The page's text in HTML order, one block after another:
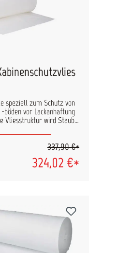
speziell zum Schutz von
böden vor Lackanhaftung
Vliesstruktur wird Staub
Das Material ist
sich leicht befestigen
Lichtverhältnisse in der
durch die weiße
entfernen ist Zeitaufwand
Kabinenreinigung werden
bindet Schwebeteilchen
weiß
324,02 €*
337,90 €*